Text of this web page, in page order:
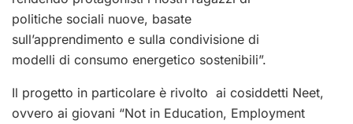
politiche sociali nuove, basate
sull’apprendimento e sulla condivisione di
modelli di consumo energetico sostenibili”.
Il progetto in particolare è rivolto ai cosiddetti Neet,
ovvero ai giovani “Not in Education, Employment